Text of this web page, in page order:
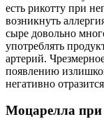
есть рикотту при
возникнуть
сыре довольно
употреблять
артерий.
появлению
негативно
Моцарелла при